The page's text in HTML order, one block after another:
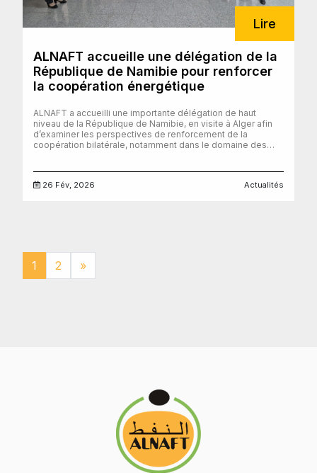
Lire
ALNAFT accueille une délégation de la
République de Namibie pour renforcer
la coopération énergétique
ALNAFT a accueilli une importante délégation de haut
niveau de la République de Namibie, en visite à Alger afin
d’examiner les perspectives de renforcement de la
coopération bilatérale, notamment dans le domaine des
occasion privilégiée de partager l’expertise d’ALNAFT
dans le secteur énergétique et confirment le rôle d’ALNAFT
en tant qu’acteur institutionnel de référence.
26 Fév, 2026 Actualités
1 2 »